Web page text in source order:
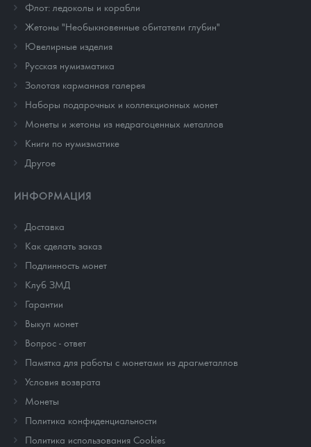
Флот: ледоколы и корабли
Жетоны "Необыкновенные обитатели глубин"
Ювелирные изделия
Русская нумизматика
Золотая карманная галерея
Наборы подарочных и коллекционных монет
Монеты и жетоны из недрагоценных металлов
Книги по нумизматике
Другое
ИНФОРМАЦИЯ
Доставка
Как сделать заказ
Подлинность монет
Клуб ЗМД
Гарантии
Выкуп монет
Вопрос - ответ
Памятка для работы с монетами из драгметаллов
Условия возврата
Монеты
Политика конфиденциальности
Политика использования Cookies